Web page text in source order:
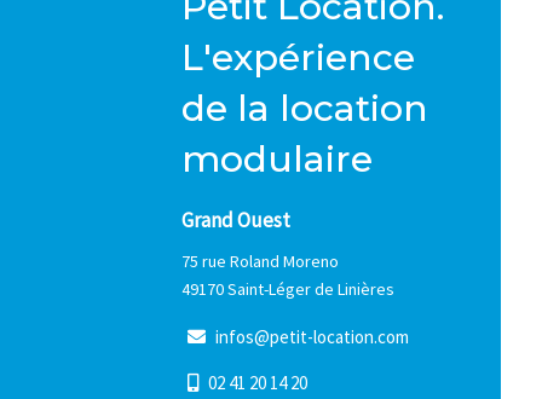
L'expérience
de la location
modulaire
Grand Ouest
75 rue Roland Moreno
49170 Saint-Léger de Linières
infos@petit-location.com
02 41 20 14 20